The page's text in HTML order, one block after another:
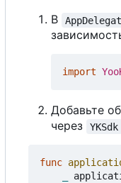
В
import
Добавьте
через
YKSdk
func